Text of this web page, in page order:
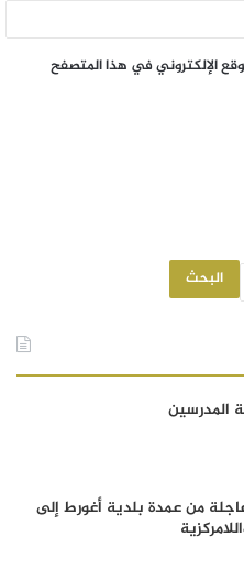
الإلكتروني في هذا المتصفح
البحث
المدرسين
من عمدة بلدية أغورط إلى